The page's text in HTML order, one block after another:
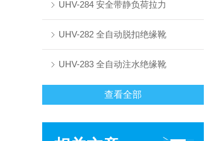
UHV-284 安全带静负荷拉力
UHV-282 全自动脱扣绝缘靴
UHV-283 全自动注水绝缘靴
查看全部